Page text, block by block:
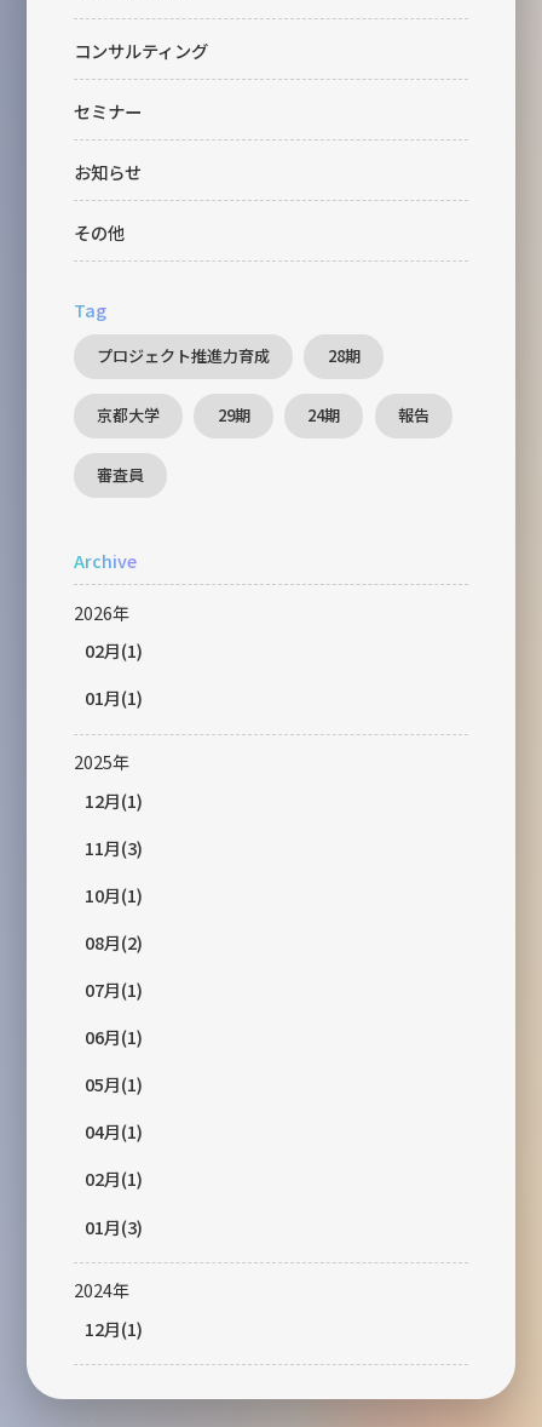
コンサルティング
セミナー
お知らせ
その他
Tag
プロジェクト推進力育成 28期
京都大学 29期 24期 報告
審査員
Archive
2026年
02月(1)
01月(1)
2025年
12月(1)
11月(3)
10月(1)
08月(2)
07月(1)
06月(1)
05月(1)
04月(1)
02月(1)
01月(3)
2024年
12月(1)